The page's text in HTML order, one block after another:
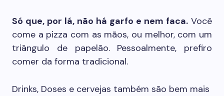
Só que, por lá, não há garfo e nem faca. Você
come a pizza com as mãos, ou melhor, com um
triângulo de papelão. Pessoalmente, prefiro
comer da forma tradicional.
Drinks, Doses e cervejas também são bem mais